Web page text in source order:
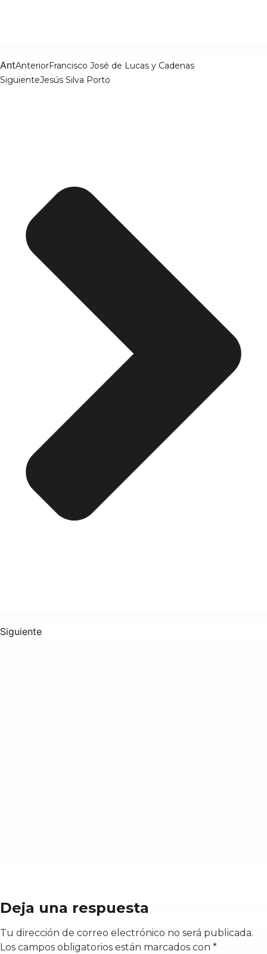
AntAnteriorFrancisco José de Lucas y Cadenas
SiguienteJesús Silva Porto
Siguiente
Deja una respuesta
Tu dirección de correo electrónico no será publicada.
Los campos obligatorios están marcados con *